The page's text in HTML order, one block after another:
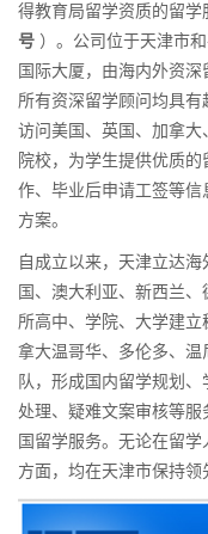
得教育局留学资质的留学
号 ）。公司位于天津市
国际大厦，由海内外资深
所有资深留学顾问均具
访问美国、英国、加拿
院校，为学生提供优质
作、毕业后申请工签等
方案。
自成立以来，天津立达
国、澳大利亚、新西兰
所高中、学院、大学建
拿大温哥华、多伦多、
队，形成国内留学规划
处理、疑难文案审核等
国留学服务。无论在留
方面，均在天津市保持领